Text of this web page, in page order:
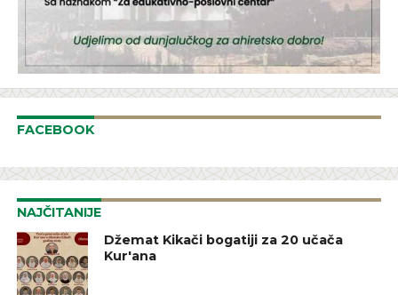
FACEBOOK
NAJČITANIJE
Džemat Kikači bogatiji za 20 učača
Kur'ana